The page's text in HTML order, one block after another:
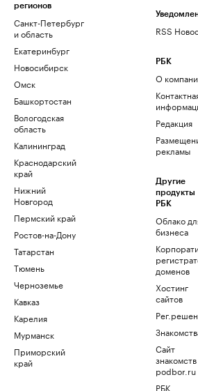
регионов
Санкт-Петербург
и область
Екатеринбург
Новосибирск
Омск
Башкортостан
Вологодская
область
Калининград
Краснодарский
край
Нижний
Новгород
Пермский край
Ростов-на-Дону
Татарстан
Тюмень
Черноземье
Кавказ
Карелия
Мурманск
Приморский
край
RSS
РБК
О
Редакция
рекламы
Другие
продукты
РБК
Облако
бизнеса
доменов
Хостинг
сайтов
Сайт
знакомств
podbor.ru
РБК